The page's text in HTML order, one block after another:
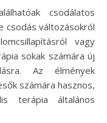
csodálatos
csodás változásokról
vagy
sokak számára új
Az élmények
számára hasznos,
terápia általános